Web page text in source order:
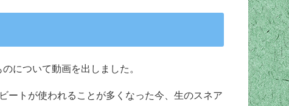
について動画を出しました。
ートが使われることが多くなった今、生のスネア